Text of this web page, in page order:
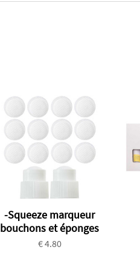
-Squeeze marqueur
bouchons et éponges
€ 4.80